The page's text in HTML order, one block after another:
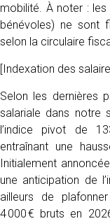
mobilité. À noter :
bénévoles) ne sont
selon la circulaire
[Indexation des
Selon les dernières
salariale dans notre
l’indice pivot de
entraînant une
Initialement
une anticipation de
ailleurs de
4 000 € bruts en